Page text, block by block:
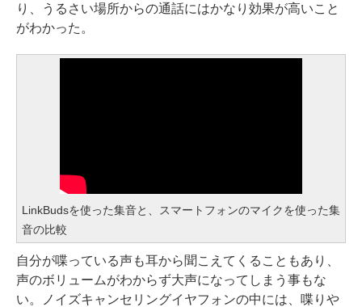
り、うるさい場所からの通話にはかなり効果が高いこと
がわかった。
LinkBudsを使った集音と、スマートフォンのマイクを使った集
音の比較
自分が喋っている声も耳から聞こえてくることもあり、
声のボリュームがわからず大声になってしまう事もな
い。ノイズキャンセリングイヤフォンの中には、喋りや